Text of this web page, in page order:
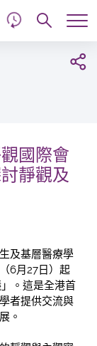
國際會
靜觀及
及基層醫療學
6月27日）起
。這是全港首
者提供交流與
。